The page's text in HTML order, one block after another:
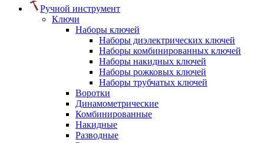
Ручной инструмент
Ключи
Наборы ключей
Наборы диэлектрических ключей
Наборы комбинированных ключей
Наборы накидных ключей
Наборы рожковых ключей
Наборы трубчатых ключей
Воротки
Динамометрические
Комбинированные
Накидные
Разводные